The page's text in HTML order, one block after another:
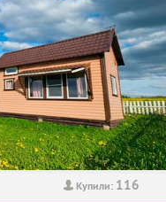
Купили: 116